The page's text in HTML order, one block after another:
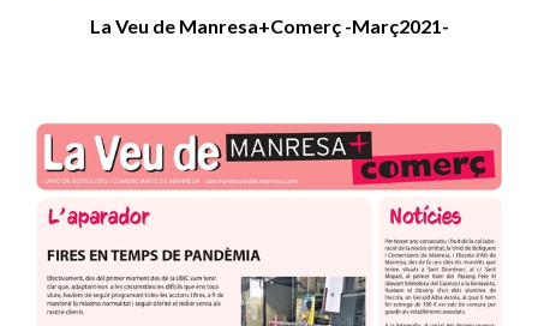
La Veu de Manresa+Comerç -Març2021-